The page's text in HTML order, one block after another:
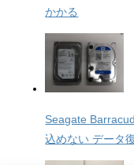
かかる
Seagate
込めない データ